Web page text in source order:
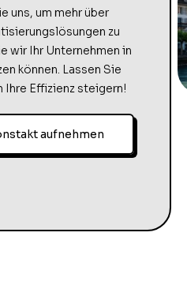
uns, um mehr über
zu
wir Ihr Unternehmen in
können. Lassen Sie
Ihre Effizienz steigern!
aufnehmen